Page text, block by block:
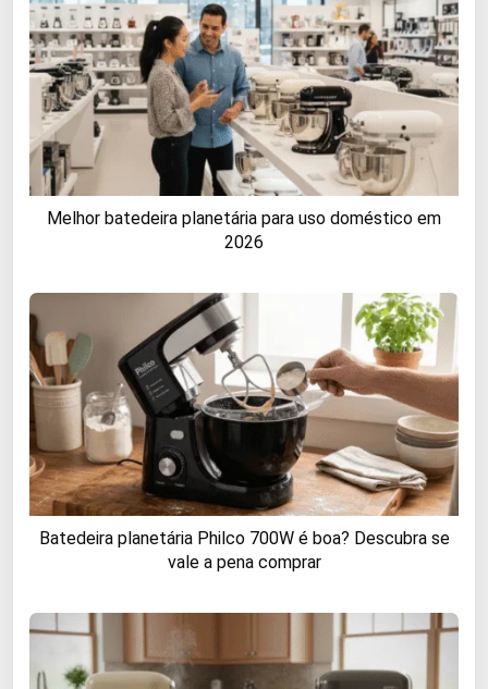
Melhor batedeira planetária para uso doméstico em
2026
Batedeira planetária Philco 700W é boa? Descubra se
vale a pena comprar